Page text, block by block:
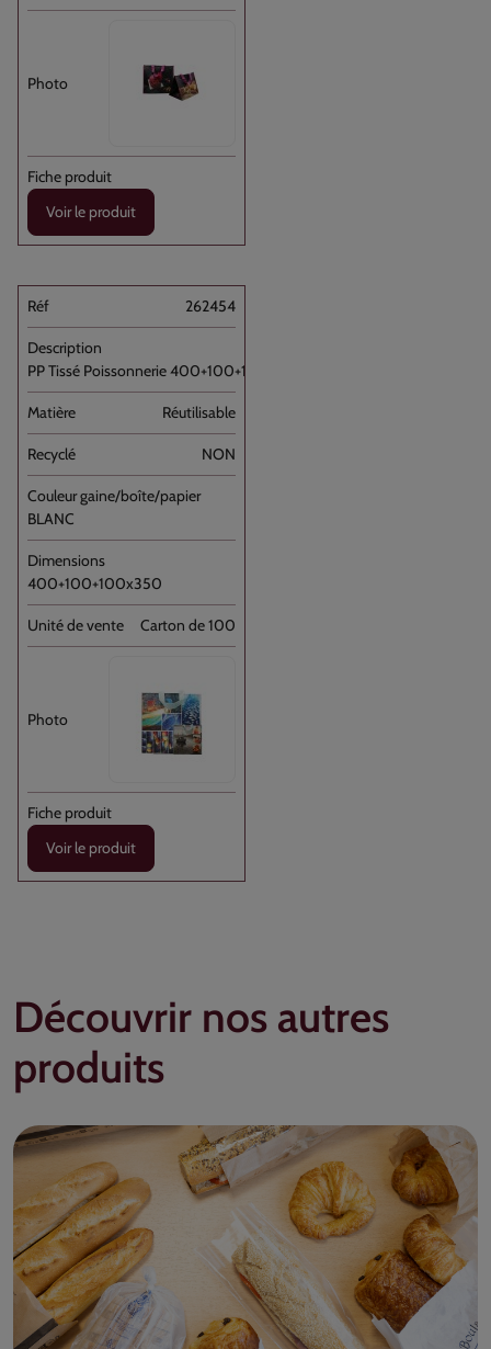
Voir le produit
262454
PP Tissé Poissonnerie 400+100+100x350 //100
Réutilisable
NON
BLANC
400+100+100x350
Carton de 100
Voir le produit
Découvrir nos autres
produits